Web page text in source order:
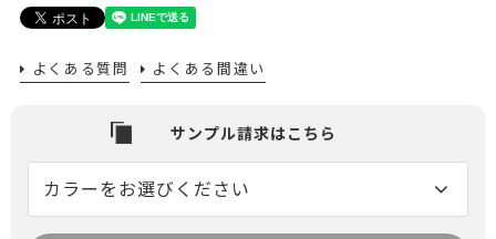
よくある質問 よくある間違い